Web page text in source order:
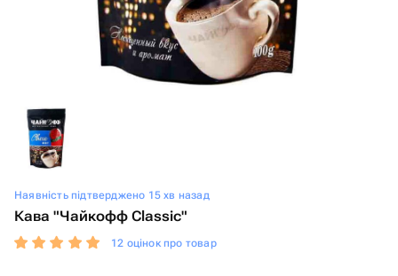
Наявність підтверджено 15 хв назад
Кава "Чайкофф Classic"
12 оцінок про товар